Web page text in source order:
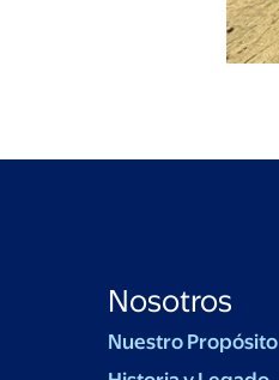
Nosotros
Nuestro Propósito